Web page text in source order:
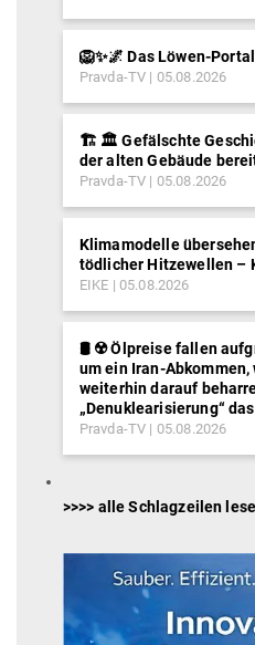
🦁✨🌌 Das Löwen-
Pravda-TV 05.08.2026
🏗️ 🏛️ Gefälschte
der alten Gebäude
Pravda-TV 05.08.2026
Klimamodelle
tödlicher Hitzewellen –
EIKE 05.08.2026
🛢️ ☢️ Ölpreise fallen
um ein Iran-Abkommen,
weiterhin darauf
„Denuklearisierung“
Pravda-TV 05.08.2026
>>>> alle Schlagzeilen